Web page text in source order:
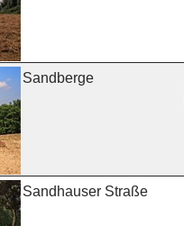
Sandberge
Sandhauser Straße